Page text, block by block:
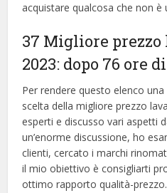
acquistare qualcosa che non è
37 Migliore
2023: dopo 76 ore
Per rendere questo elenco
scelta della migliore prezzo
esperti e discusso vari aspetti
un’enorme discussione, ho
clienti, cercato i marchi
il mio obiettivo è consigliarti
ottimo rapporto qualità-prezzo.